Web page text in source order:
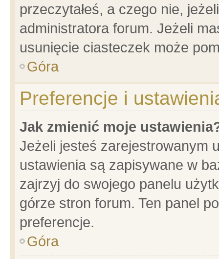
przeczytałeś, a czego nie,
administratora forum. Jeżeli
usunięcie ciasteczek może
Góra
Preferencje i
Jak zmienić moje
Jeżeli jesteś zarejestrowanym
ustawienia są zapisywane w
zajrzyj do swojego panelu
górze stron forum. Ten panel
preferencje.
Góra